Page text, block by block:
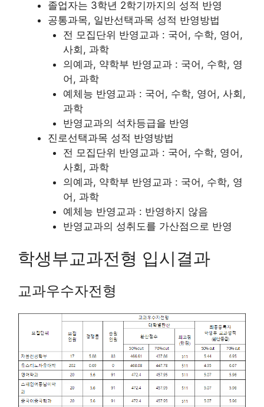
졸업자는 3학년 2학기까지의 성적 반영
공통과목, 일반선택과목 성적 반영방법
전 모집단위 반영교과 : 국어, 수학, 영어,
사회, 과학
의예과, 약학부 반영교과 : 국어, 수학, 영
어, 과학
예체능 반영교과 : 국어, 수학, 영어, 사회,
과학
반영교과의 석차등급을 반영
진로선택과목 성적 반영방법
전 모집단위 반영교과 : 국어, 수학, 영어,
사회, 과학
의예과, 약학부 반영교과 : 국어, 수학, 영
어, 과학
예체능 반영교과 : 반영하지 않음
반영교과의 성취도를 가산점으로 반영
학생부교과전형 입시결과
교과우수자전형